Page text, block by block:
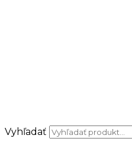
Vyhľadať